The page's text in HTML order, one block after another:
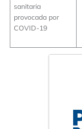
sanitaria
provocada por
COVID-19